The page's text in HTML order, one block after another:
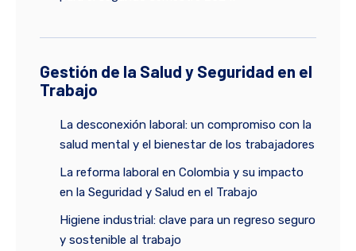
Gestión de la Salud y Seguridad en el
Trabajo
La desconexión laboral: un compromiso con la
salud mental y el bienestar de los trabajadores
La reforma laboral en Colombia y su impacto
en la Seguridad y Salud en el Trabajo
Higiene industrial: clave para un regreso seguro
y sostenible al trabajo